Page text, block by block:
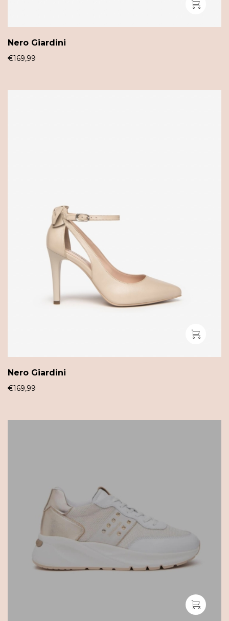
Nero Giardini
€169,99
Nero Giardini
€169,99